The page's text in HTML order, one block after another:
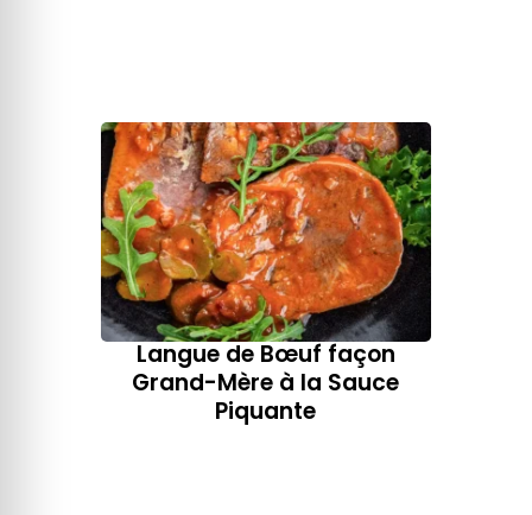
Langue de Bœuf façon
Grand-Mère​ à la Sauce
Piquante